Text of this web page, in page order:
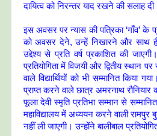
दायित्व को निरन्तर याद रखने की सलाह
इस अवसर पर न्यास की पत्रिका ‘गाँव’ के
को अवसर देने, उन्हें निखारने और साथ
उद्देश्य से प्रति वर्ष प्रकाशित की
प्रतियोगिता में विजयी और द्वितीय स्थान
वाले विद्यार्थियों को भी सम्मानित
प्राप्त करने वाले छात्र अमरनाथ रौनियार
फूला देवी स्मृति प्रतिभा सम्मान से
महाविद्यालय में अध्ययन करने वाली रामपुर
नहीं ली जाएगी। उन्होंने बालीबाल